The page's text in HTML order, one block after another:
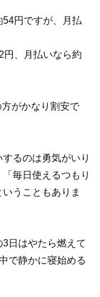
円ですが、月払
円、月払いなら約
がかなり割安で
るのは勇気がいり
毎日使えるつもり
うこともありま
日はやたら燃えて
で静かに寝始める